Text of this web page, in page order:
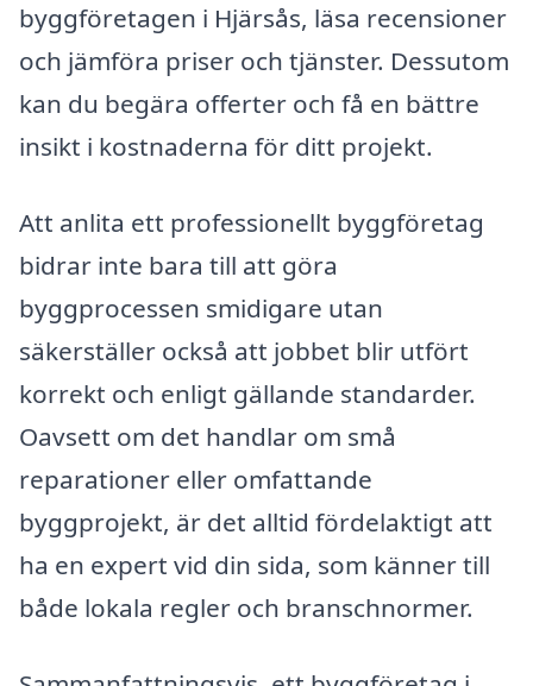
byggföretagen i Hjärsås, läsa recensioner
och jämföra priser och tjänster. Dessutom
kan du begära offerter och få en bättre
insikt i kostnaderna för ditt projekt.
Att anlita ett professionellt byggföretag
bidrar inte bara till att göra
byggprocessen smidigare utan
säkerställer också att jobbet blir utfört
korrekt och enligt gällande standarder.
Oavsett om det handlar om små
reparationer eller omfattande
byggprojekt, är det alltid fördelaktigt att
ha en expert vid din sida, som känner till
både lokala regler och branschnormer.